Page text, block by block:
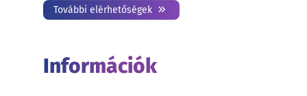
További elérhetőségek
Információk